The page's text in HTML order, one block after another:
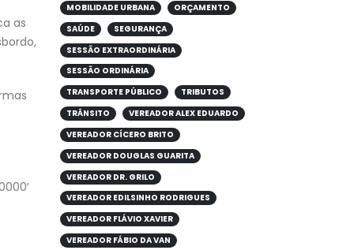
as
MOBILIDADE URBANA
ORÇAMENTO
SAÚDE
SEGURANÇA
SESSÃO EXTRAORDINÁRIA
SESSÃO ORDINÁRIA
TRANSPORTE PÚBLICO
TRIBUTOS
TRÂNSITO
VEREADOR ALEX EDUARDO
VEREADOR CÍCERO BRITO
VEREADOR DOUGLAS GUARITA
VEREADOR DR. GRILO
VEREADOR EDILSINHO RODRIGUES
VEREADOR FLÁVIO XAVIER
VEREADOR FÁBIO DA VAN